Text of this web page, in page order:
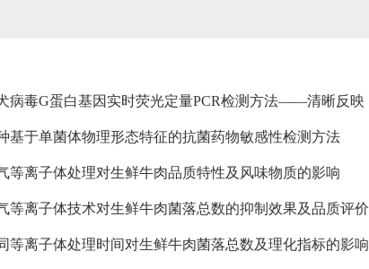
病毒G蛋白基因实时荧光定量PCR检测方法——清晰反映
基于单菌体物理形态特征的抗菌药物敏感性检测方法
等离子体处理对生鲜牛肉品质特性及风味物质的影响
等离子体技术对生鲜牛肉菌落总数的抑制效果及品质评价
等离子体处理时间对生鲜牛肉菌落总数及理化指标的影响